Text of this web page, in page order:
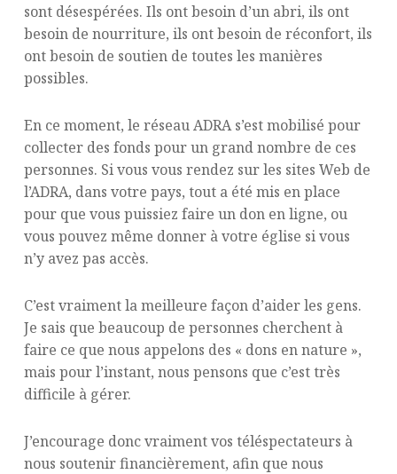
sont désespérées. Ils ont besoin d’un abri, ils ont
besoin de nourriture, ils ont besoin de réconfort, ils
ont besoin de soutien de toutes les manières
possibles.
En ce moment, le réseau ADRA s’est mobilisé pour
collecter des fonds pour un grand nombre de ces
personnes. Si vous vous rendez sur les sites Web de
l’ADRA, dans votre pays, tout a été mis en place
pour que vous puissiez faire un don en ligne, ou
vous pouvez même donner à votre église si vous
n’y avez pas accès.
C’est vraiment la meilleure façon d’aider les gens.
Je sais que beaucoup de personnes cherchent à
faire ce que nous appelons des « dons en nature »,
mais pour l’instant, nous pensons que c’est très
difficile à gérer.
J’encourage donc vraiment vos téléspectateurs à
nous soutenir financièrement, afin que nous